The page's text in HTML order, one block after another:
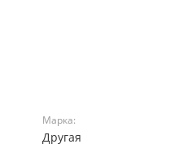
Марка:
Другая